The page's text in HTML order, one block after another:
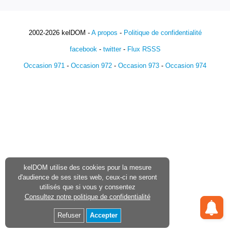
2002-2026 kelDOM - A propos - Politique de confidentialité
facebook- twitter- Flux RSSS
Occasion 971 - Occasion 972 - Occasion 973 - Occasion 974
kelDOM utilise des cookies pour la mesure
d'audience de ses sites web, ceux-ci ne seront
utilisés que si vous y consentez
Consultez notre politique de confidentialité
Refuser Accepter